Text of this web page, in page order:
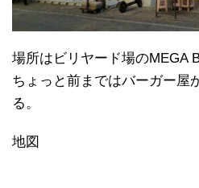
場所はビリヤード場のMEGA
ちょっと前まではバーガー屋
る。
地図